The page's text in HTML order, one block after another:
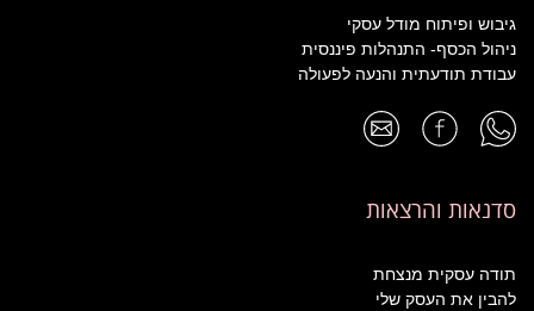
גיבוש ופיתוח מודל עסקי
ניהול הכסף- התנהלות פיננסית
עבודת תודעתית והנעה לפעולה
סדנאות והרצאות
תודה עסקית מנצחת
להבין את העסק שלי